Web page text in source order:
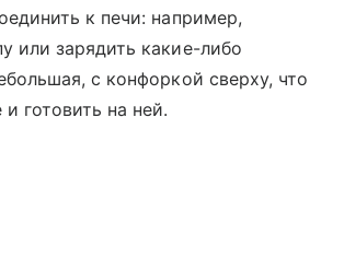
к печи: например,
или зарядить какие-либо
с конфоркой сверху, что
готовить на ней.